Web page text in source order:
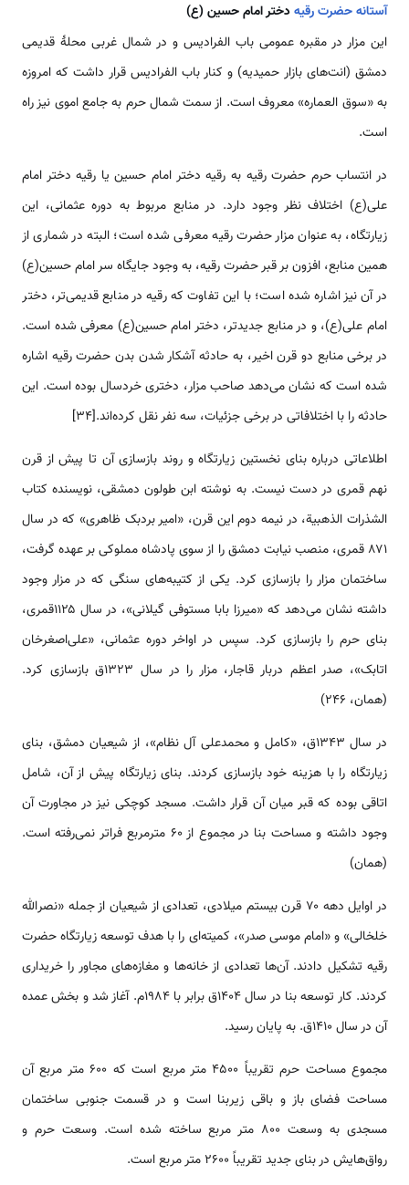
آستانه حضرت رقيهدختر امام حسين (ع)
این مزار در مقبره عمومی باب الفرادیس و در شمال غربی محلۀ قدیمی
دمشق (انت‌‌های بازار حمیدیه) و کنار باب الفرادیس قرار داشت که امروزه
به «سوق العماره» معروف ‌‌‌‌است. از سمت شمال حرم به جامع اموی نیز راه
‌‌‌‌است.
در انتساب حرم حضرت رقیه به رقیه دختر امام حسین یا رقیه دختر امام
علی(ع) اختلاف نظر وجود دارد. در منابع مربوط به دوره عثمانی، این
زیارتگاه، به عنوان مزار حضرت رقیه معرفی شده ‌‌‌‌است؛ البته در شماری از
همین منابع، افزون‌ بر قبر حضرت رقیه، به وجود جایگاه سر امام حسین(ع)
در آن نیز اشاره شده ‌‌‌‌است؛ با این تفاوت که رقیه در منابع قدیمی‌تر، دختر
امام علی(ع)، و در منابع جدیدتر، دختر امام حسین(ع) معرفی شده ‌‌‌‌است.
در برخی منابع دو قرن اخیر، به حادثه آشکار شدن بدن حضرت رقیه اشاره
شده ‌‌‌‌است که نشان می‌دهد صاحب مزار، دختری خردسال بوده ‌‌‌‌است. این
حادثه را با اختلافاتی در برخی جزئیات، سه نفر نقل کرده‌‌‌‌‌‌اند.[34]
اطلاعاتی درباره بنای نخستین زیارتگاه و روند بازسازی آن تا پیش از قرن
نهم قمری در دست نیست. به نوشته ابن طولون دمشقی، نویسنده کتاب
الشذرات الذهبیة، در نیمه دوم این قرن، «امیر بردبک ظاهری» که در سال
۸۷۱ قمری، منصب نیابت دمشق را از سوی پادشاه مملوکی بر عهده گرفت،
ساختمان مزار را بازسازی کرد. یکی از کتیبه‌‌‌های سنگی که در مزار وجود
داشته نشان می‌دهد که «میرزا بابا مستوفی گیلانی»، در سال ۱۱۲۵قمری،
بنای حرم را بازسازی کرد. سپس در اواخر دوره عثمانی، «علی‌اصغرخان
اتابک»، صدر اعظم دربار قاجار، مزار را در سال ۱۳۲۳ق بازسازی کرد.
(همان، 246)
در سال ۱۳۴۳ق، «کامل و محمدعلی آل نظام»، از شیعیان دمشق، بنای
زیارتگاه را با هزینه خود بازسازی کردند. بنای زیارتگاه پیش از آن، شامل
اتاقی بوده که قبر میان آن قرار داشت. مسجد کوچکی نیز در مجاورت آن
وجود داشته و مساحت بنا در مجموع از ۶۰ مترمربع فراتر نمی‌رفته ‌‌‌‌است.
(همان)
در اوایل دهه ۷۰ قرن بیستم میلادی، تعدادی از شیعیان از جمله «نصرالله
خلخالی» و «امام موسی صدر»، کمیته‌ای را با هدف توسعه زیارتگاه حضرت
رقیه تشکیل دادند. آن‌‌ها تعدادی از خانه‌‌‌ها و مغازه‌‌‌های مجاور را خریداری
کردند. کار توسعه بنا در سال ۱۴۰۴ق برابر با ۱۹۸۴م. آغاز شد و بخش عمده
آن در سال ۱۴۱۰ق. به پایان رسید.
مجموع مساحت حرم تقریباً ۴۵۰۰ متر مربع ‌‌‌‌است که ۶۰۰ متر مربع آن
مساحت فضای باز و باقی زیربنا ‌‌‌‌است و در قسمت جنوبی ساختمان
مسجدی به وسعت ۸۰۰ متر مربع ساخته شده ‌‌‌‌است. وسعت حرم و
رواق‌‌‌هایش در بنای جدید تقریباً ۲۶۰۰ متر مربع ‌‌‌‌است.